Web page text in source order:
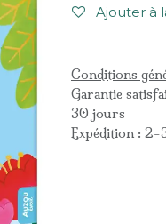
Ajouter à
Conditions
Garantie
30 jours
Expédition :